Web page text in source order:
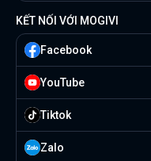
KẾT NỐI VỚI MOGIVI
Facebook
YouTube
Tiktok
Zalo